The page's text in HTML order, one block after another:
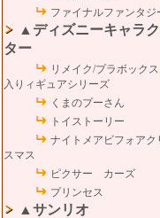
ファイナルファンタジ
▲ディズニーキャラク
ター
リメイク/プラボックス
入りィギュアシリーズ
くまのプーさん
トイストーリー
ナイトメアビフォアク
スマス
ピクサー カーズ
プリンセス
▲サンリオ